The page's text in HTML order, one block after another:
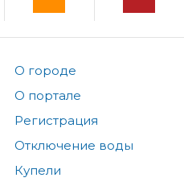
О городе
О портале
Регистрация
Отключение воды
Купели